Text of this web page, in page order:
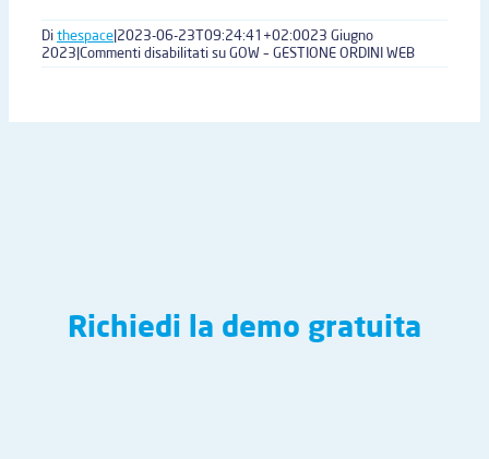
Dithespace|2023-06-23T09:24:41+02:0023 Giugno
2023|Commenti disabilitatisu GOW – GESTIONE ORDINI WEB
Richiedi la demo gratuita